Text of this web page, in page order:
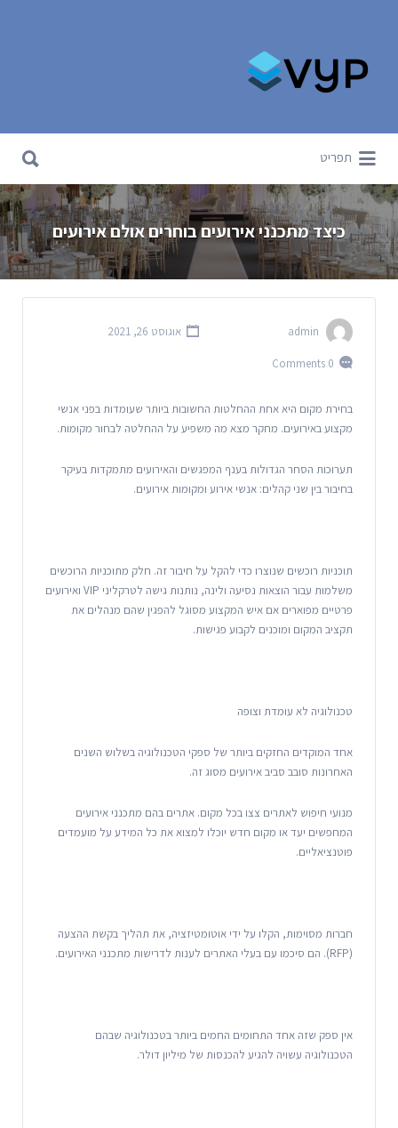
תפריט
כיצד מתכנני אירועים בוחרים אולם אירועים
admin אוגוסט 26, 2021
0 Comments
בחירת מקום היא אחת ההחלטות החשובות ביותר שעומדות בפני אנשי
מקצוע באירועים. מחקר מצא מה משפיע על ההחלטה לבחור מקומות.
תערוכות הסחר הגדולות בענף המפגשים והאירועים מתמקדות בעיקר
בחיבור בין שני קהלים: אנשי אירוע ומקומות אירועים.
תוכניות רוכשים שנוצרו כדי להקל על חיבור זה. חלק מתוכניות הרוכשים
משלמות עבור הוצאות נסיעה ולינה, נותנות גישה לטרקליני VIP ואירועים
פרטיים מפוארים אם איש המקצוע מסוגל להפגין שהם מנהלים את
תקציב המקום ומוכנים לקבוע פגישות.
טכנולוגיה לא עומדת וצופה
אחד המוקדים החזקים ביותר של ספקי הטכנולוגיה בשלוש השנים
האחרונות סובב סביב אירועים מסוג זה.
מנועי חיפוש לאתרים צצו בכל מקום. אתרים בהם מתכנני אירועים
המחפשים יעד או מקום חדש יוכלו למצוא את כל המידע על מועמדים
פוטנציאליים.
חברות מסוימות, הקלו על ידי אוטומטיזציה, את תהליך בקשת ההצעה
(RFP). הם סיכמו עם בעלי האתרים לענות לדרישות מתכנני האירועים.
אין ספק שזה אחד התחומים החמים ביותר בטכנולוגיה שבהם
הטכנולוגיה עשויה להגיע להכנסות של מיליון דולר.